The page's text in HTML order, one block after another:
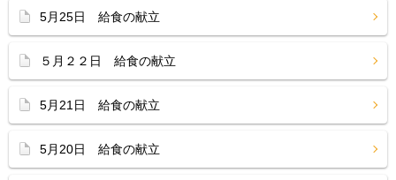
5月25日 給食の献立
５月２２日 給食の献立
5月21日 給食の献立
5月20日 給食の献立